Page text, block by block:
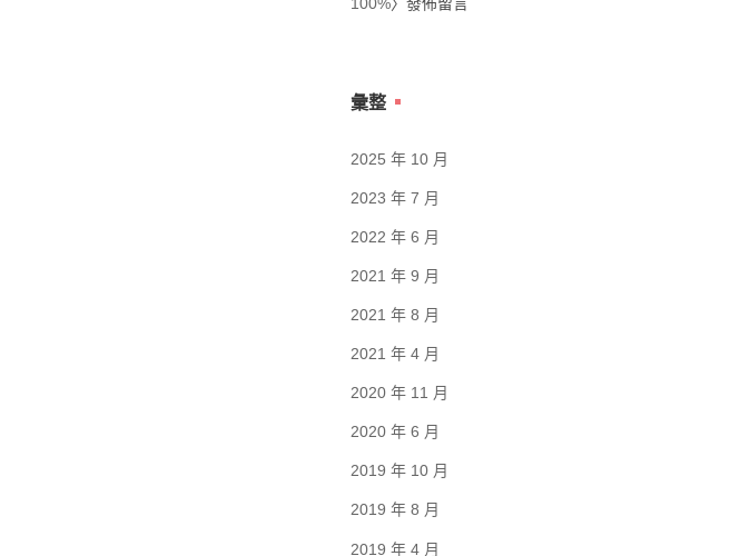
彙整
2025 年 10 月
2023 年 7 月
2022 年 6 月
2021 年 9 月
2021 年 8 月
2021 年 4 月
2020 年 11 月
2020 年 6 月
2019 年 10 月
2019 年 8 月
2019 年 4 月